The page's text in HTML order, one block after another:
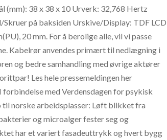
(mm): 38 x 38 x 10 Urverk: 32,768 Hertz
på baksiden Urskive/Display: TDF LCD
20 mm. For å berolige alle, vil vi passe
Kabelrør anvendes primært til nedlægning i
og bedre samhandling med øvrige aktører
Les hele pressemeldingen her
med Verdensdagen for psykisk
til norske arbeidsplasser: Løft blikket fra
og microalger fester seg og
har et variert fasadeuttrykk og hvert bygg